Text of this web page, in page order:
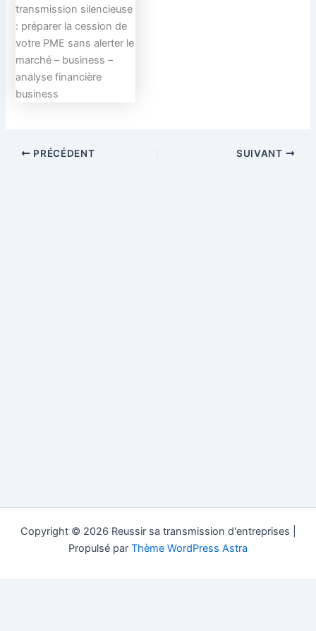
transmission silencieuse
: préparer la cession de
votre PME sans alerter le
marché – business –
analyse financière
business
PRÉCÉDENT SUIVANT
Copyright © 2026 Reussir sa transmission d'entreprises |
Propulsé par Thème WordPress Astra